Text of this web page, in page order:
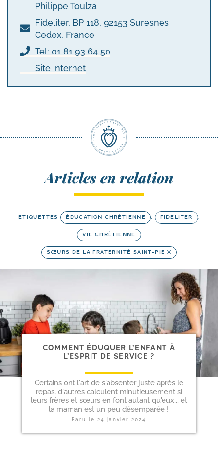
Philippe Toulza
Fideliter, BP 118, 92153 Suresnes
Cedex, France
Tel: 01 81 93 64 50
Site internet
Articles en relation
ETIQUETTES ÉDUCATION CHRÉTIENNE , FIDELITER ,
VIE CHRÉTIENNE
SŒURS DE LA FRATERNITÉ SAINT-PIE X
COMMENT ÉDUQUER L’ENFANT À
L’ESPRIT DE SERVICE ?
Certains ont l'art de s'absenter juste après le
repas, d'autres calculent minutieusement si
leurs frères et sœurs en font autant qu'eux... et
la maman est un peu désemparée !
Paru le24 janvier 2024